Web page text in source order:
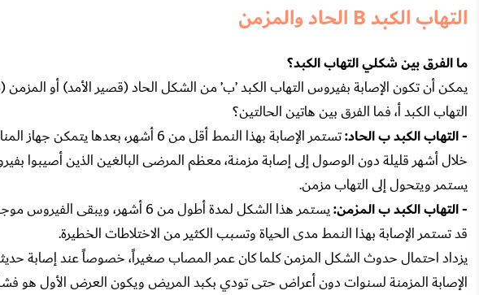
التهاب الكبد B الحاد والمزمن
ما الفرق بين شكلي التهاب الكبد؟
يمكن أن تكون الإصابة بفيروس التهاب الكبد ’ب’ من الشكل الحاد (قصير الأمد) أو المزمن
التهاب الكبد أ، فما الفرق بين هاتين الحالتين؟
- التهاب الكبد ب الحاد:
تستمر الإصابة بهذا النمط أقل من 6
خلال أشهر قليلة دون الوصول إلى إصابة مزمنة، معظم المرضى البالغين الذين أصيبوا
يستمر ويتحول إلى التهاب مزمن.
- التهاب الكبد ب المزمن:
يستمر هذا الشكل لمدة أطول من 6
قد تستمر الإصابة بهذا النمط مدى الحياة وتسبب الكثير من الاختلاطات الخطيرة.
يزداد احتمال حدوث الشكل المزمن كلما كان عمر المصاب صغيراً، خصوصاً عند إصابة
الإصابة المزمنة لسنوات دون أعراض حتى تودي بكبد المريض ويكون العرض الأول هو